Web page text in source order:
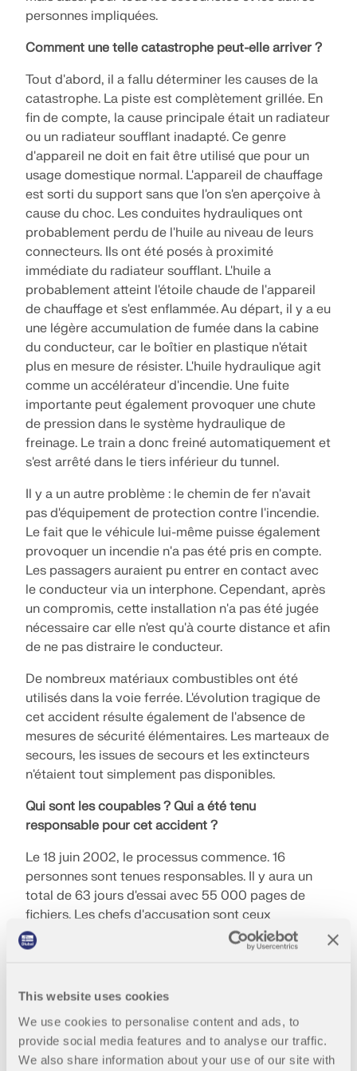
This website uses cookies
We use cookies to personalise content and ads, to
provide social media features and to analyse our traffic.
We also share information about your use of our site with
personnes impliquées.
Comment une telle catastrophe peut-elle arriver ?
Tout d'abord, il a fallu déterminer les causes de la
catastrophe. La piste est complètement grillée. En
fin de compte, la cause principale était un radiateur
ou un radiateur soufflant inadapté. Ce genre
d'appareil ne doit en fait être utilisé que pour un
usage domestique normal. L'appareil de chauffage
est sorti du support sans que l'on s'en aperçoive à
cause du choc. Les conduites hydrauliques ont
probablement perdu de l'huile au niveau de leurs
connecteurs. Ils ont été posés à proximité
immédiate du radiateur soufflant. L'huile a
probablement atteint l'étoile chaude de l'appareil
de chauffage et s'est enflammée. Au départ, il y a eu
une légère accumulation de fumée dans la cabine
du conducteur, car le boîtier en plastique n'était
plus en mesure de résister. L'huile hydraulique agit
comme un accélérateur d'incendie. Une fuite
importante peut également provoquer une chute
de pression dans le système hydraulique de
freinage. Le train a donc freiné automatiquement et
s'est arrêté dans le tiers inférieur du tunnel.
Il y a un autre problème : le chemin de fer n'avait
pas d'équipement de protection contre l'incendie.
Le fait que le véhicule lui-même puisse également
provoquer un incendie n'a pas été pris en compte.
Les passagers auraient pu entrer en contact avec
le conducteur via un interphone. Cependant, après
un compromis, cette installation n'a pas été jugée
nécessaire car elle n'est qu'à courte distance et afin
de ne pas distraire le conducteur.
De nombreux matériaux combustibles ont été
utilisés dans la voie ferrée. L'évolution tragique de
cet accident résulte également de l'absence de
mesures de sécurité élémentaires. Les marteaux de
secours, les issues de secours et les extincteurs
n'étaient tout simplement pas disponibles.
Qui sont les coupables ? Qui a été tenu
responsable pour cet accident ?
Le 18 juin 2002, le processus commence. 16
personnes sont tenues responsables. Il y aura un
total de 63 jours d'essai avec 55 000 pages de
fichiers. Les chefs d'accusation sont ceux
d'induction par négligence et de mise en danger du
public par négligence. Un fait « amusant » et très
étaient considérés comme incombustibles. Il n'a
normes autrichiennes. Au total, trois employés de la
Gletscherbahn Kaprun AG sont inculpés, à savoir le
directeur technique, le directeur principal des